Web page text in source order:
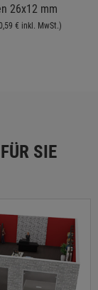
26x12 mm
€ inkl. MwSt.)
SIE